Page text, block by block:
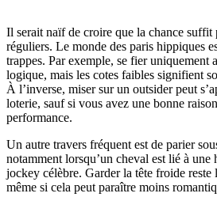
Il serait naïf de croire que la chance suffit
réguliers. Le monde des paris hippiques
trappes. Par exemple, se fier uniquement
logique, mais les cotes faibles signifient
À l’inverse, miser sur un outsider peut
loterie, sauf si vous avez une bonne
performance.
Un autre travers fréquent est de parier
notamment lorsqu’un cheval est lié à une
jockey célèbre. Garder la tête froide reste
même si cela peut paraître moins